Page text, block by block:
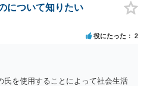
について知りたい
役にたった 2
氏を使用することによって社会生活